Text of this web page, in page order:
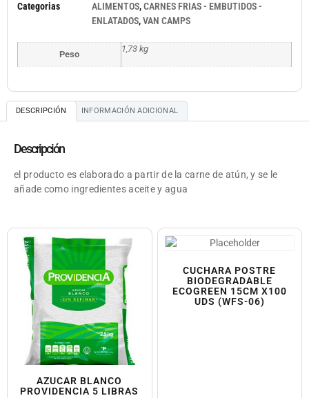
Categorias
ALIMENTOS,CARNES FRIAS - EMBUTIDOS -
ENLATADOS,VAN CAMPS
Peso
1,73 kg
DESCRIPCIÓN INFORMACIÓN ADICIONAL
Descripción
el producto es elaborado a partir de la carne de atún, y se le
añade como ingredientes aceite y agua
AZUCAR BLANCO
PROVIDENCIA 5 LIBRAS
CUCHARA POSTRE
BIODEGRADABLE
ECOGREEN 15CM X100
UDS (WFS-06)